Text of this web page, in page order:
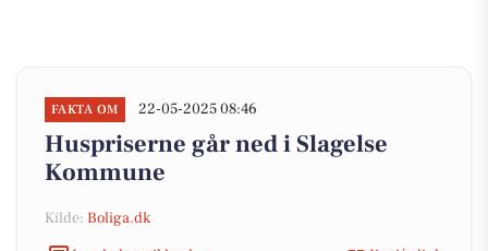
FAKTA OM 22-05-2025 08:46
Huspriserne går ned i Slagelse
Kommune
Kilde: Boliga.dk